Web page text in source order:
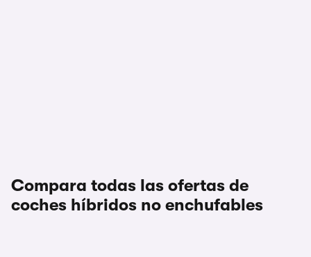
Compara todas las ofertas de
coches híbridos no enchufables